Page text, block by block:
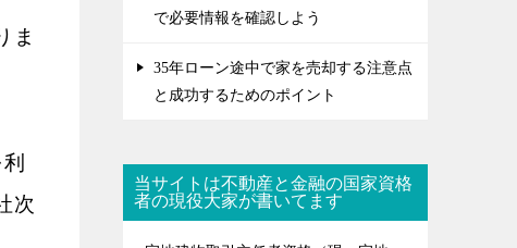
ま
次
で必要情報を確認しよう
35年ローン途中で家を売却する注意点
と成功するためのポイント
当サイトは不動産と金融の国家資格
者の現役大家が書いてます